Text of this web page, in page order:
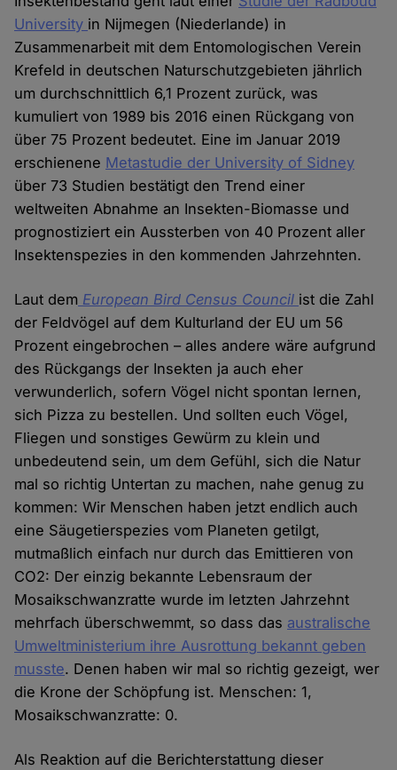
University in Nijmegen (Niederlande) in
Zusammenarbeit mit dem Entomologischen Verein
Krefeld in deutschen Naturschutzgebieten jährlich
um durchschnittlich 6,1 Prozent zurück, was
kumuliert von 1989 bis 2016 einen Rückgang von
über 75 Prozent bedeutet. Eine im Januar 2019
erschienene Metastudie der University of Sidney
über 73 Studien bestätigt den Trend einer
weltweiten Abnahme an Insekten-Biomasse und
prognostiziert ein Aussterben von 40 Prozent aller
Insektenspezies in den kommenden Jahrzehnten.
Laut dem European Bird Census Council ist die Zahl
der Feldvögel auf dem Kulturland der EU um 56
Prozent eingebrochen – alles andere wäre aufgrund
des Rückgangs der Insekten ja auch eher
verwunderlich, sofern Vögel nicht spontan lernen,
sich Pizza zu bestellen. Und sollten euch Vögel,
Fliegen und sonstiges Gewürm zu klein und
unbedeutend sein, um dem Gefühl, sich die Natur
mal so richtig Untertan zu machen, nahe genug zu
kommen: Wir Menschen haben jetzt endlich auch
eine Säugetierspezies vom Planeten getilgt,
mutmaßlich einfach nur durch das Emittieren von
CO2: Der einzig bekannte Lebensraum der
Mosaikschwanzratte wurde im letzten Jahrzehnt
mehrfach überschwemmt, so dass das australische
Umweltministerium ihre Ausrottung bekannt geben
musste. Denen haben wir mal so richtig gezeigt, wer
die Krone der Schöpfung ist. Menschen: 1,
Mosaikschwanzratte: 0.
Als Reaktion auf die Berichterstattung dieser